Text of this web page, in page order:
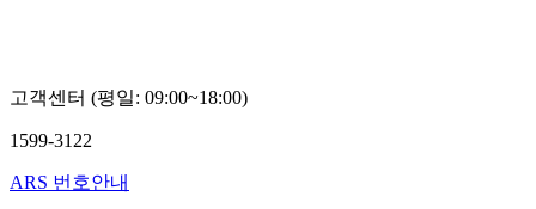
고객센터 (평일: 09:00~18:00)
1599-3122
ARS 번호안내